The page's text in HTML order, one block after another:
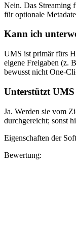
Nein. Das Streaming
für optionale
Kann ich
UMS ist primär fürs
eigene Freigaben (z.
bewusst nicht One-
Unterstützt
Ja. Werden sie vom
durchgereicht; sonst
Eigenschaften der
Bewertung: